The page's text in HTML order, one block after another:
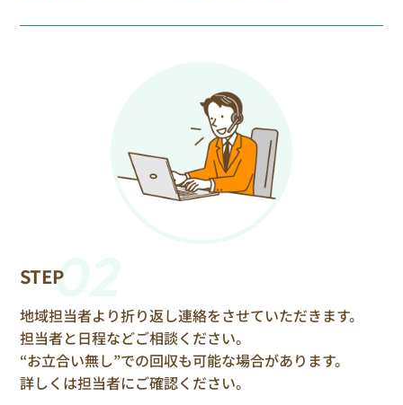
STEP02
地域担当者より折り返し連絡をさせていただきます。
担当者と日程などご相談ください。
“お立合い無し”での回収も可能な場合があります。
詳しくは担当者にご確認ください。